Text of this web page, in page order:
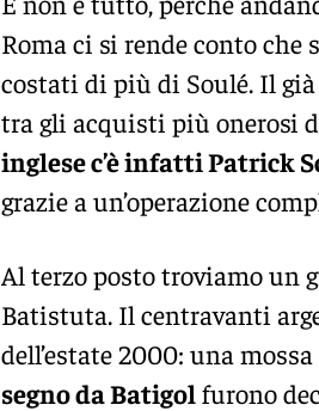
Roma ci si rende conto che
costati di più di Soulé. Il
tra gli acquisti più onerosi
inglese c’è infatti Patrick
grazie a un’operazione
Al terzo posto troviamo un
Batistuta. Il centravanti
dell’estate 2000: una
segno da Batigol furono